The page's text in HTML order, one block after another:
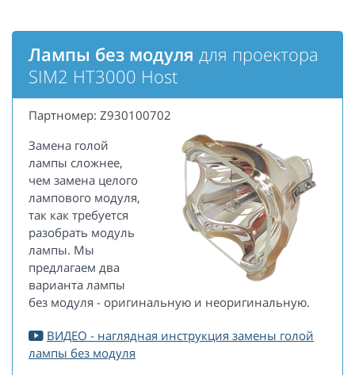
Лампы без модуля для проектора
SIM2 HT3000 Host
Партномер: Z930100702
Замена голой
лампы сложнее,
чем замена целого
лампового модуля,
так как требуется
разобрать модуль
лампы. Мы
предлагаем два
варианта лампы
без модуля - оригинальную и неоригинальную.
ВИДЕО - наглядная инструкция замены голой
лампы без модуля